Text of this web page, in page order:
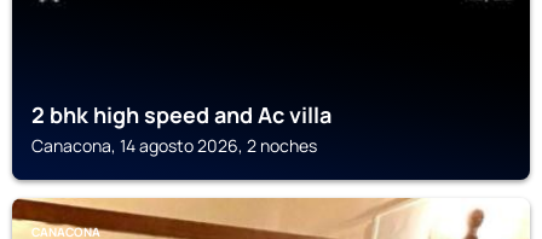
2 bhk high speed and Ac villa
Canacona, 14 agosto 2026, 2 noches
CANACONA